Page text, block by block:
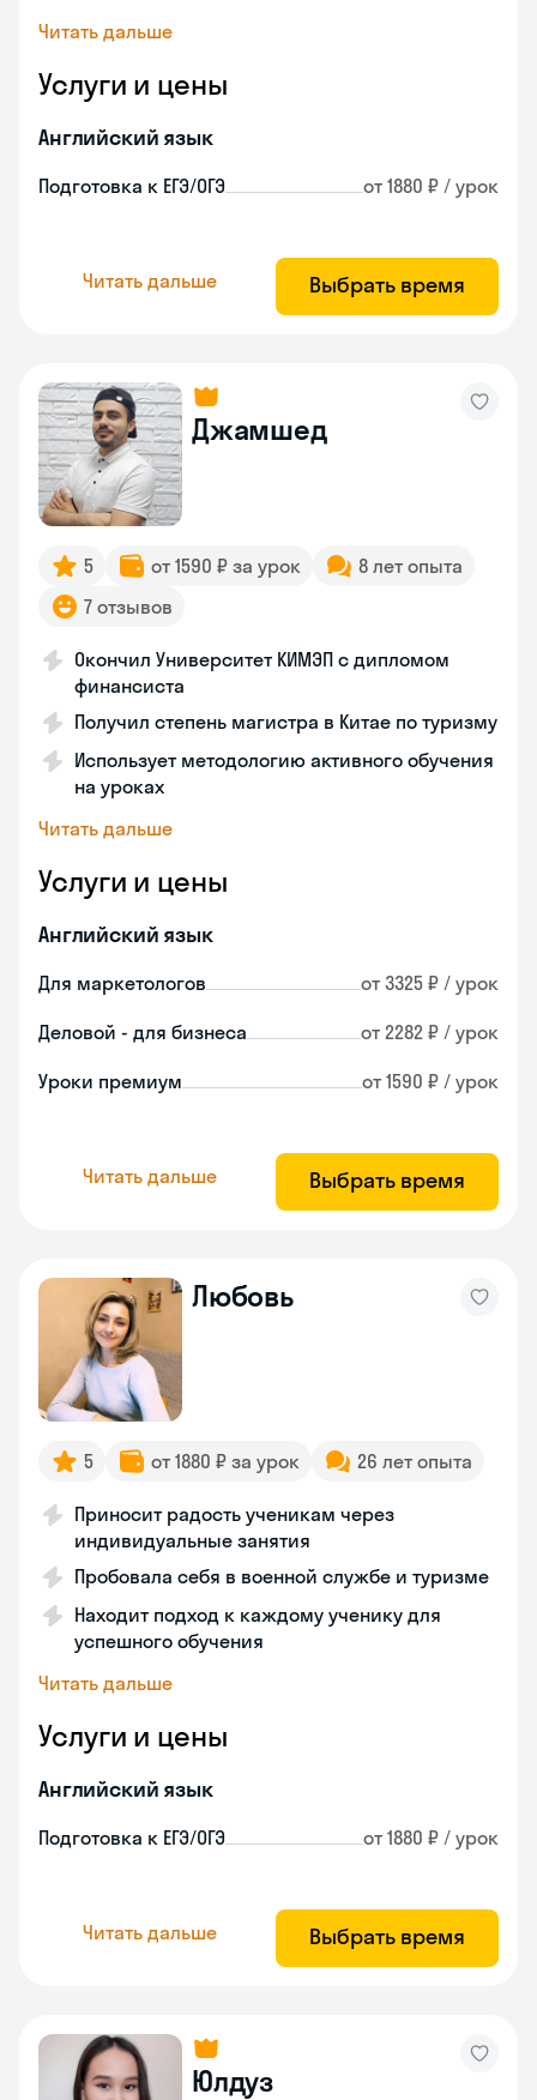
Читать дальше
Услуги и цены
Английский язык
Подготовка к ЕГЭ/ОГЭ от 1880 ₽ / урок
Читать дальше Выбрать время
Джамшед
5 от 1590 ₽ за урок
8 лет опыта
7 отзывов
Окончил Университет КИМЭП с дипломом
финансиста
Получил степень магистра в Китае по туризму
Использует методологию активного обучения
на уроках
Читать дальше
Услуги и цены
Английский язык
Для маркетологов от 3325 ₽ / урок
Деловой - для бизнеса от 2282 ₽ / урок
Уроки премиум от 1590 ₽ / урок
Читать дальше Выбрать время
Любовь
5 от 1880 ₽ за урок 26 лет опыта
Приносит радость ученикам через
индивидуальные занятия
Пробовала себя в военной службе и туризме
Находит подход к каждому ученику для
успешного обучения
Читать дальше
Услуги и цены
Английский язык
Подготовка к ЕГЭ/ОГЭ от 1880 ₽ / урок
Читать дальше Выбрать время
Юлдуз